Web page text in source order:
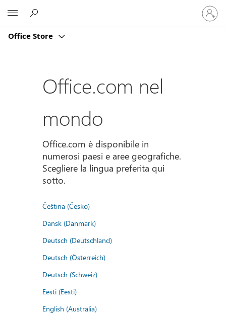
Office Store
Accedi
con
il
account
Office.com nel
mondo
Office.com è disponibile in
numerosi paesi e aree geografiche.
Scegliere la lingua preferita qui
sotto.
Čeština (Česko)
Dansk (Danmark)
Deutsch (Deutschland)
Deutsch (Österreich)
Deutsch (Schweiz)
Eesti (Eesti)
English (Australia)